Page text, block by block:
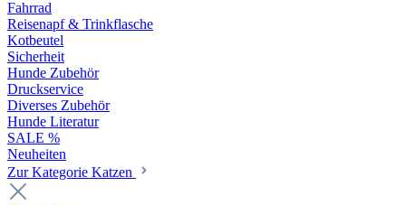
Fahrrad
Reisenapf & Trinkflasche
Kotbeutel
Sicherheit
Hunde Zubehör
Druckservice
Diverses Zubehör
Hunde Literatur
SALE %
Neuheiten
Zur Kategorie Katzen